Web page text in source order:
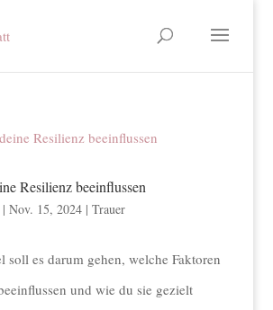
Resilienz beeinflussen
Nov. 15, 2024| Trauer
soll es darum gehen, welche Faktoren
und wie du sie gezielt